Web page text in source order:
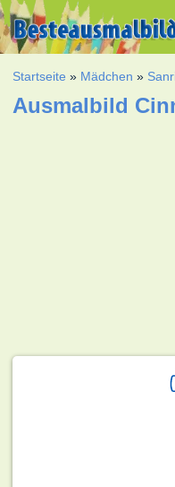
Startseite » Mädchen »
Ausmalbild